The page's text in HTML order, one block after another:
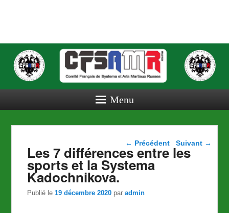
FRANCAIS
DE
SYSTEMA
ET ARTS
RUSSES
Menu
Navigation dans les
articles
← Précédent Suivant →
Les 7 différences entre les
sports et la Systema
Kadochnikova.
Publié le19 décembre 2020 paradmin